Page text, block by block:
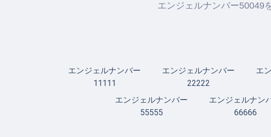
エンジェルナンバー50049
エンジェルナンバー
11111
エンジェルナンバー
22222
エ
エンジェルナンバー
55555
エンジェルナン
66666